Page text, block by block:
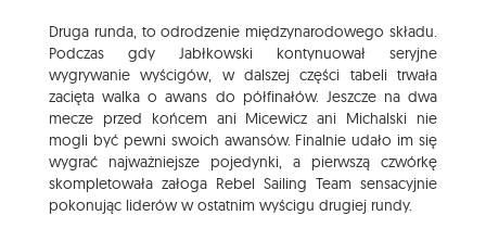
Druga runda, to odrodzenie międzynarodowego składu.
Podczas gdy Jabłkowski kontynuował seryjne
wygrywanie wyścigów, w dalszej części tabeli trwała
zacięta walka o awans do półfinałów. Jeszcze na dwa
mecze przed końcem ani Micewicz ani Michalski nie
mogli być pewni swoich awansów. Finalnie udało im się
wygrać najważniejsze pojedynki, a pierwszą czwórkę
skompletowała załoga Rebel Sailing Team sensacyjnie
pokonując liderów w ostatnim wyścigu drugiej rundy.